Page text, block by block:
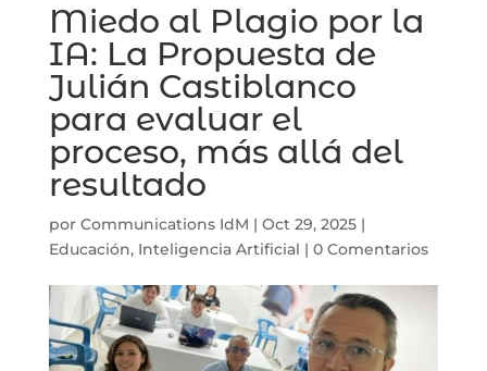
Miedo al Plagio por la
IA: La Propuesta de
Julián Castiblanco
para evaluar el
proceso, más allá del
resultado
por Communications IdM | Oct 29, 2025|
Educación, Inteligencia Artificial | 0 Comentarios